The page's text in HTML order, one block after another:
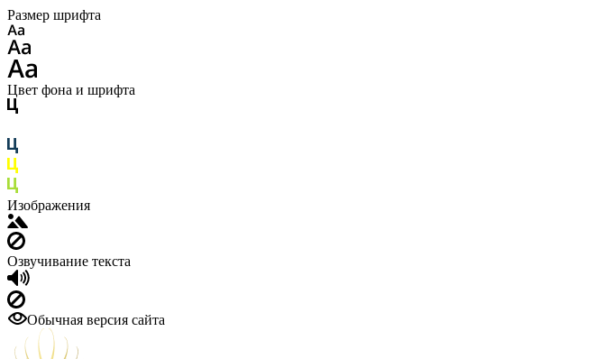
Размер шрифта
Цвет фона и шрифта
Изображения
Озвучивание текста
Обычная версия сайта